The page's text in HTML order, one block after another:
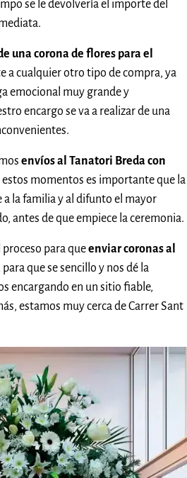
se le devolvería el importe del
una corona de flores para el
a cualquier otro tipo de compra, ya
emocional muy grande y
encargo se va a realizar de una
envíos al Tanatori Breda con
estos momentos es importante que la
la familia y al difunto el mayor
antes de que empiece la ceremonia.
proceso para queenviar coronas al
para que se sencillo y nos dé la
encargando en un sitio fiable,
estamos muy cerca de Carrer Sant